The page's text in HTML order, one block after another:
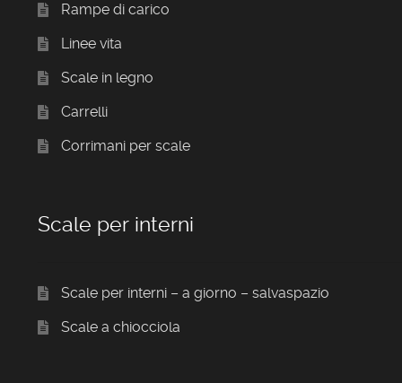
Rampe di carico
Linee vita
Scale in legno
Carrelli
Corrimani per scale
Scale per interni
Scale per interni – a giorno – salvaspazio
Scale a chiocciola